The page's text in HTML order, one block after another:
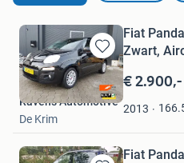
Bewaren
in
Mijn
Favorieten
Fiat
Zwart,
€ 2.900,-
2013
Ravens Automotive
De Krim
Fiat